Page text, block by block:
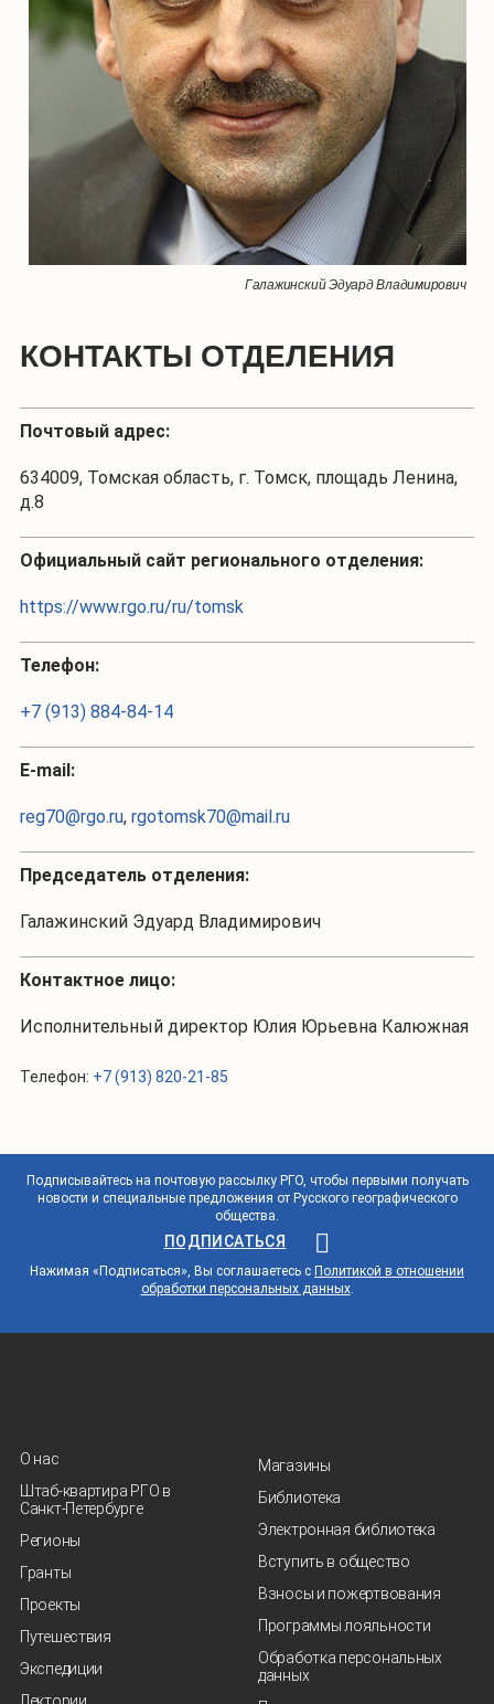
Галажинский Эдуард Владимирович
КОНТАКТЫ ОТДЕЛЕНИЯ
Почтовый адрес:
634009, Томская область, г. Томск, площадь Ленина,
д.8
Официальный сайт регионального отделения:
https://www.rgo.ru/ru/tomsk
Телефон:
+7 (913) 884-84-14
Е-mail:
reg70@rgo.ru, rgotomsk70@mail.ru
Председатель отделения:
Галажинский Эдуард Владимирович
Контактное лицо:
Исполнительный директор Юлия Юрьевна Калюжная
Телефон: +7 (913) 820-21-85
Подписывайтесь на почтовую рассылку РГО, чтобы первыми получать
новости и специальные предложения от Русского географического
общества.
ПОДПИСАТЬСЯ
Нажимая «Подписаться», Вы соглашаетесь с Политикой в отношении
обработки персональных данных.
О нас
Штаб-квартира РГО в
Санкт‑Петербурге
Регионы
Гранты
Проекты
Путешествия
Экспедиции
Магазины
Библиотека
Электронная библиотека
Вступить в общество
Взносы и пожертвования
Программы лояльности
Обработка персональных
данных